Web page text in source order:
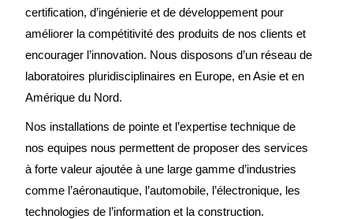
certification, d’ingénierie et de développement pour
améliorer la compétitivité des produits de nos clients et
encourager l’innovation. Nous disposons d’un réseau de
laboratoires pluridisciplinaires en Europe, en Asie et en
Amérique du Nord.
Nos installations de pointe et l’expertise technique de
nos equipes nous permettent de proposer des services
à forte valeur ajoutée à une large gamme d’industries
comme l’aéronautique, l’automobile, l’électronique, les
technologies de l’information et la construction.